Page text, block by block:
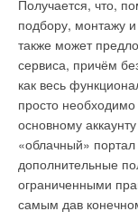
Получается, что,
подбору, монтажу
также может
сервиса, причём
как весь
просто
основному
«облачный»
дополнительные
ограниченными
самым дав
Текст комментария